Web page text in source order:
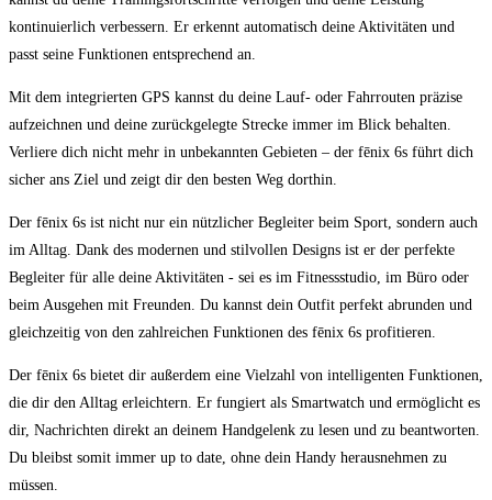
kontinuierlich verbessern.‍ Er⁢ erkennt automatisch deine Aktivitäten und⁣
passt⁣ seine Funktionen ⁤entsprechend an.
Mit dem integrierten GPS ⁤kannst du deine Lauf- oder Fahrrouten ⁢präzise
aufzeichnen und deine zurückgelegte Strecke immer im‍ Blick behalten.
Verliere​ dich nicht mehr in‍ unbekannten Gebieten – der fēnix 6s führt dich
sicher ‌ans Ziel und zeigt​ dir den besten Weg​ dorthin.
Der ⁣fēnix 6s ist nicht nur ‌ein nützlicher Begleiter ⁣beim Sport, ‍sondern⁢ auch
im⁣ Alltag. Dank⁤ des modernen und stilvollen Designs ist er der perfekte
Begleiter für alle deine Aktivitäten ⁤-⁢ sei es im Fitnessstudio, im ⁣Büro oder
beim ‌Ausgehen mit Freunden. Du ⁣kannst ‍dein ‍Outfit perfekt ‌abrunden und
gleichzeitig von den⁣ zahlreichen Funktionen des fēnix‍ 6s profitieren.
Der fēnix ⁢6s ‌bietet dir außerdem eine Vielzahl ⁣von intelligenten⁢ Funktionen,
die ⁢dir den ‍Alltag ​erleichtern. Er⁣ fungiert als Smartwatch und ⁤ermöglicht ​es
dir, Nachrichten direkt an deinem Handgelenk zu lesen ‍und zu beantworten.
Du bleibst ‌somit immer up to date, ‍ohne dein​ Handy⁢ herausnehmen zu
müssen.